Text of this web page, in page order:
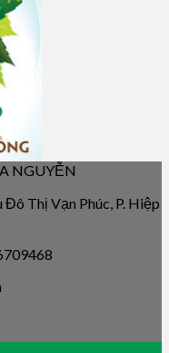
NGUYỄN
Thị Vạn Phúc, P. Hiệp